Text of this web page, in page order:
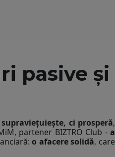
pasive și
ci prosperă,
partener BIZTRO Club -a
o afacere solidă, care